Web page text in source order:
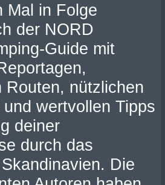
Mal in Folge
der NORD
Guide mit
Routen, nützlichen
wertvollen Tipps
deiner
durch das
Die